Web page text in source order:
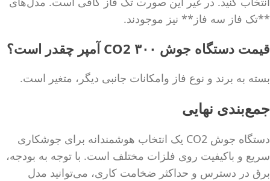
**تک فاز سه فاز** نیز موجودند.
قیمت دستگاه جوش CO2 ۳۰۰ آمپر چقدر است؟
بسته به برند و نوع فاز وامکانات جانبی دیگر، متغیر است.
جمع‌بندی نهایی
دستگاه جوش CO2 یک انتخاب هوشمندانه برای جوشکاری
سریع و باکیفیت روی فلزات مختلف است. با توجه به بودجه،
برق در دسترس و حداکثر ضخامت کاری، می‌توانید مدل